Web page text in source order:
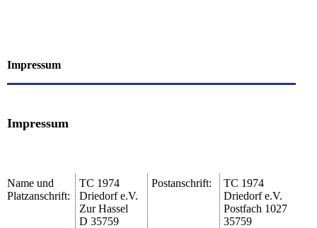
Impressum
Impressum
Name und
Platzanschrift:
TC 1974
Driedorf e.V.
Zur Hassel
D 35759
Postanschrift:
TC 1974
Driedorf e.V.
Postfach 1027
35759